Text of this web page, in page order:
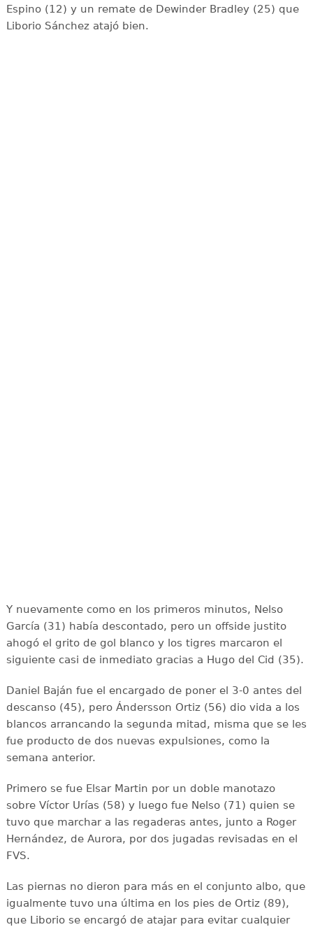
Espino (12) y un remate de Dewinder Bradley (25) que
Liborio Sánchez atajó bien.
Y nuevamente como en los primeros minutos, Nelso
García (31) había descontado, pero un offside justito
ahogó el grito de gol blanco y los tigres marcaron el
siguiente casi de inmediato gracias a Hugo del Cid (35).
Daniel Baján fue el encargado de poner el 3-0 antes del
descanso (45), pero Ándersson Ortiz (56) dio vida a los
blancos arrancando la segunda mitad, misma que se les
fue producto de dos nuevas expulsiones, como la
semana anterior.
Primero se fue Elsar Martin por un doble manotazo
sobre Víctor Urías (58) y luego fue Nelso (71) quien se
tuvo que marchar a las regaderas antes, junto a Roger
Hernández, de Aurora, por dos jugadas revisadas en el
FVS.
Las piernas no dieron para más en el conjunto albo, que
igualmente tuvo una última en los pies de Ortiz (89),
que Liborio se encargó de atajar para evitar cualquier